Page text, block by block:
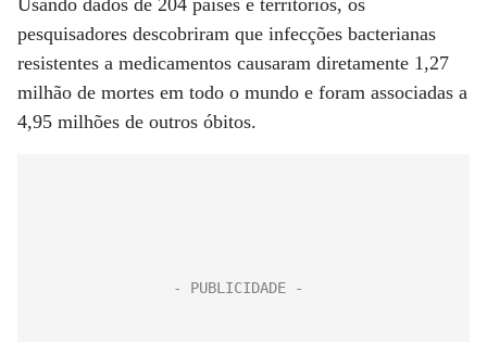
Usando dados de 204 países e territórios, os
pesquisadores descobriram que infecções bacterianas
resistentes a medicamentos causaram diretamente 1,27
milhão de mortes em todo o mundo e foram associadas a
4,95 milhões de outros óbitos.